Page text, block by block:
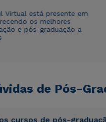
Virtual está presente em
os melhores
e pós-graduação a
de Pós-
cursos de pós-